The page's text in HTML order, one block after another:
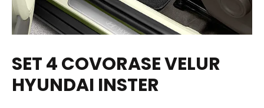
SET 4 COVORASE VELUR
HYUNDAI INSTER